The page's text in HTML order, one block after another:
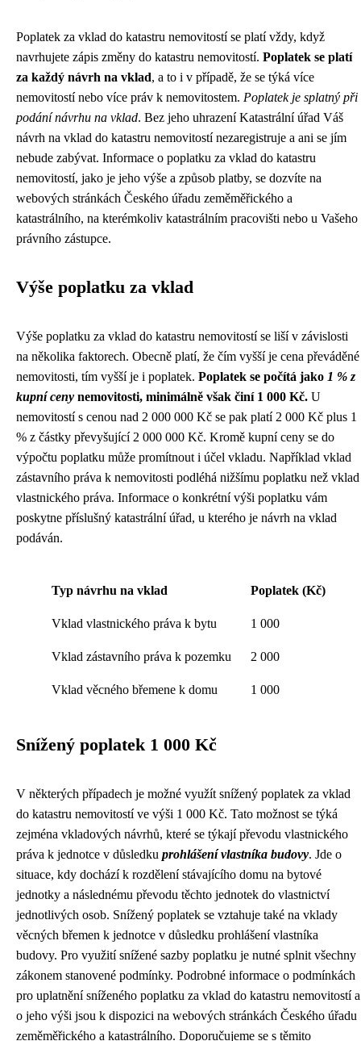
Poplatek za vklad do katastru nemovitostí se platí vždy, když
navrhujete zápis změny do katastru nemovitostí. Poplatek se platí
za každý návrh na vklad, a to i v případě, že se týká více
nemovitostí nebo více práv k nemovitostem. Poplatek je splatný při
podání návrhu na vklad. Bez jeho uhrazení Katastrální úřad Váš
návrh na vklad do katastru nemovitostí nezaregistruje a ani se jím
nebude zabývat. Informace o poplatku za vklad do katastru
nemovitostí, jako je jeho výše a způsob platby, se dozvíte na
webových stránkách Českého úřadu zeměměřického a
katastrálního, na kterémkoliv katastrálním pracovišti nebo u Vašeho
právního zástupce.
Výše poplatku za vklad
Výše poplatku za vklad do katastru nemovitostí se liší v závislosti
na několika faktorech. Obecně platí, že čím vyšší je cena převáděné
nemovitosti, tím vyšší je i poplatek. Poplatek se počítá jako 1 % z
kupní ceny nemovitosti, minimálně však činí 1 000 Kč. U
nemovitostí s cenou nad 2 000 000 Kč se pak platí 2 000 Kč plus 1
% z částky převyšující 2 000 000 Kč. Kromě kupní ceny se do
výpočtu poplatku může promítnout i účel vkladu. Například vklad
zástavního práva k nemovitosti podléhá nižšímu poplatku než vklad
vlastnického práva. Informace o konkrétní výši poplatku vám
poskytne příslušný katastrální úřad, u kterého je návrh na vklad
podáván.
Typ návrhu na vklad Poplatek (Kč)
Vklad vlastnického práva k bytu 1 000
Vklad zástavního práva k pozemku 2 000
Vklad věcného břemene k domu 1 000
Snížený poplatek 1 000 Kč
V některých případech je možné využít snížený poplatek za vklad
do katastru nemovitostí ve výši 1 000 Kč. Tato možnost se týká
zejména vkladových návrhů, které se týkají převodu vlastnického
práva k jednotce v důsledku prohlášení vlastníka budovy. Jde o
situace, kdy dochází k rozdělení stávajícího domu na bytové
jednotky a následnému převodu těchto jednotek do vlastnictví
jednotlivých osob. Snížený poplatek se vztahuje také na vklady
věcných břemen k jednotce v důsledku prohlášení vlastníka
budovy. Pro využití snížené sazby poplatku je nutné splnit všechny
zákonem stanovené podmínky. Podrobné informace o podmínkách
pro uplatnění sníženého poplatku za vklad do katastru nemovitostí a
o jeho výši jsou k dispozici na webových stránkách Českého úřadu
zeměměřického a katastrálního. Doporučujeme se s těmito